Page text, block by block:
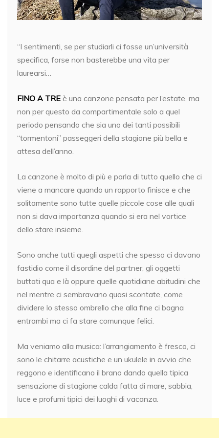
“I sentimenti, se per studiarli ci fosse un’università
specifica, forse non basterebbe una vita per
laurearsi…
FINO A TRE è una canzone pensata per l’estate, ma
non per questo da compartimentale solo a quel
periodo pensando che sia uno dei tanti possibili
“tormentoni” passeggeri della stagione più bella e
attesa dell’anno.
La canzone è molto di più e parla di tutto quello che ci
viene a mancare quando un rapporto finisce e che
solitamente sono tutte quelle piccole cose alle quali
non si dava importanza quando si era nel vortice
dello stare insieme.
Sono anche tutti quegli aspetti che spesso ci davano
fastidio come il disordine del partner, gli oggetti
buttati qua e là oppure quelle quotidiane abitudini che
nel mentre ci sembravano quasi scontate, come
dividere lo stesso ombrello che alla fine ci bagna
entrambi ma ci fa stare comunque felici.
Ma veniamo alla musica: l’arrangiamento è fresco, ci
sono le chitarre acustiche e un ukulele in avvio che
reggono e identificano il brano dando quella tipica
sensazione di stagione calda fatta di mare, sabbia,
luce e profumi tipici dei luoghi di vacanza.